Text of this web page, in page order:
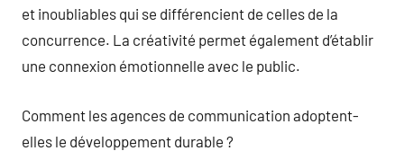
et inoubliables qui se différencient de celles de la
concurrence. La créativité permet également d’établir
une connexion émotionnelle avec le public.
Comment les agences de communication adoptent-
elles le développement durable ?